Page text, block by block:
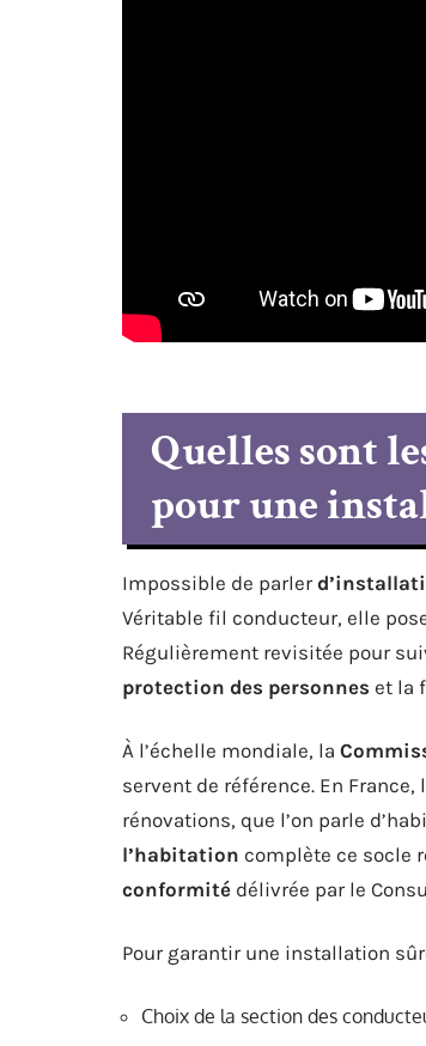
Quelles sont
pour une
Impossible de parler
Véritable fil conducteur, elle
Régulièrement revisitée pour
protection des personnes et la
À l’échelle mondiale, la
servent de référence. En France,
rénovations, que l’on parle
l’habitation complète ce socle
conformité délivrée par le
Pour garantir une installation
Choix de la section des